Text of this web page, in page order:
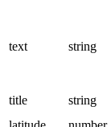
text string
title
string